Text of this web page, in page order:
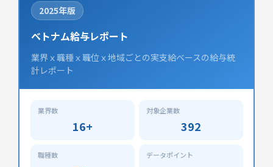
2025年版
ベトナム給与レポート
業界ｘ職種ｘ職位ｘ地域ごとの実支給ベースの給与統
計レポート
業界数
16+
対象企業数
392
職種数 データポイント